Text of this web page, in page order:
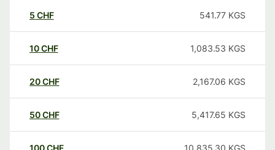
5 CHF 541.77 KGS
10CHF 1,083.53 KGS
20CHF 2,167.06 KGS
50CHF 5,417.65 KGS